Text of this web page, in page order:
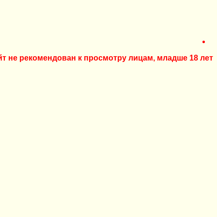
не рекомендован к просмотру лицам, младше 18 лет